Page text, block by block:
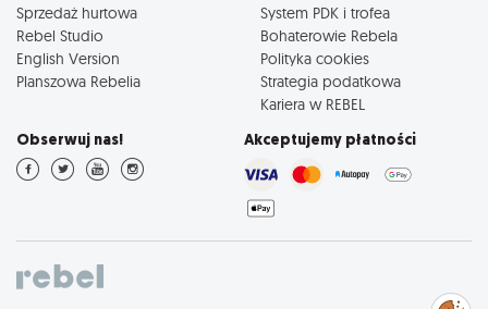
Sprzedaż hurtowa
Rebel Studio
English Version
Planszowa Rebelia
System PDK i trofea
Bohaterowie Rebela
Polityka cookies
Strategia podatkowa
Kariera w REBEL
Obserwuj nas! Akceptujemy płatności
Zarządzaj